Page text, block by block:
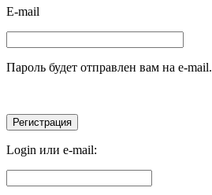
E-mail
Пароль будет отправлен вам на e-mail.
Login или e-mail: